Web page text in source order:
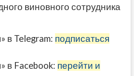
виновного сотрудника
в Telegram: подписаться
в Facebook: перейти и